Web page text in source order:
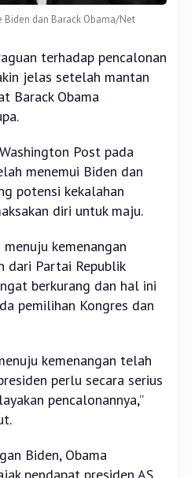
Biden dan Barack Obama/Net
terhadap pencalonan
jelas setelah mantan
Barack Obama
Post pada
menemui Biden dan
potensi kekalahan
diri untuk maju.
kemenangan
dari Partai Republik
berkurang dan hal ini
pemilihan Kongres dan
kemenangan telah
perlu secara serius
pencalonannya,”
Biden, Obama